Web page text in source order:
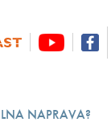
NAPRAVA?